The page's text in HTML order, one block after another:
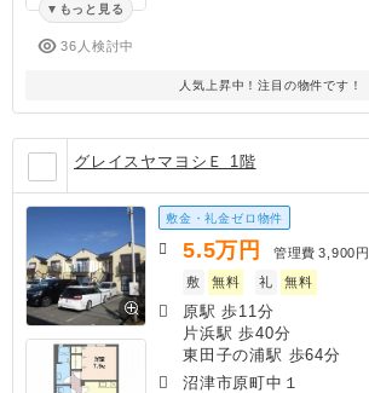
もっと見る
36人検討中
人気上昇中！注目の物件です！
グレイスヤマヨシＥ 1階
敷金・礼金ゼロ物件
5.5万円 管理費 3,900円
敷
無料 礼 無料
原駅 歩11分
片浜駅 歩40分
東田子の浦駅 歩64分
沼津市原町中１